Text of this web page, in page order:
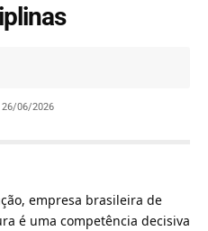
26/06/2026
empresa brasileira de
é uma competência decisiva